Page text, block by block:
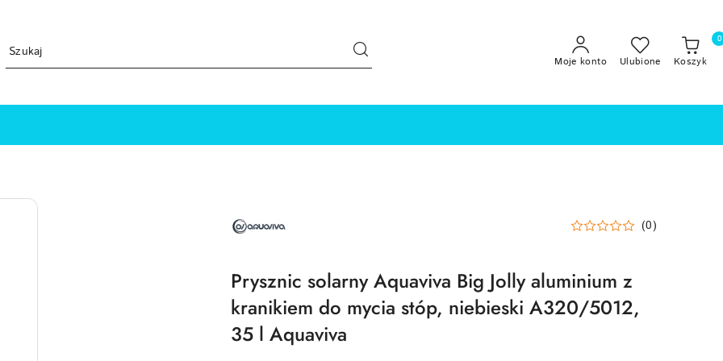
Moje konto Ulubione Koszyk
0
AQUAVIVA (0)
Prysznic solarny Aquaviva Big Jolly aluminium z
kranikiem do mycia stóp, niebieski A320/5012,
35 l Aquaviva